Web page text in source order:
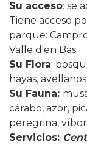
Su acceso: se
Tiene acceso
parque:
Valle d'en Bas.
Su Flora:
hayas,
Su Fauna:
cárabo, azor,
peregrina,
Servicios: